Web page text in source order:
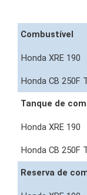
Combustível
Tanque de
Reserva de